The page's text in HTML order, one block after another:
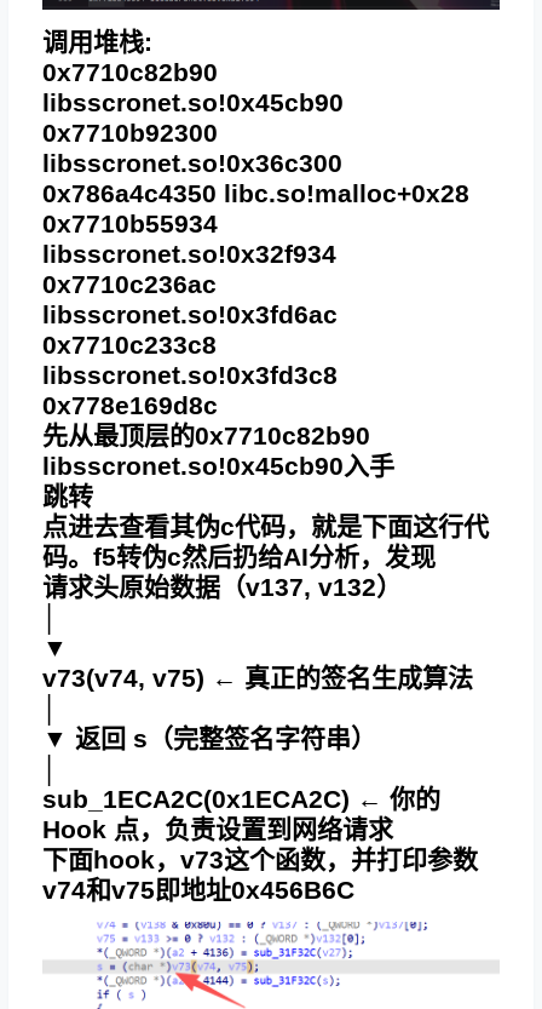
调用堆栈:
0x7710c82b90
libsscronet.so!0x45cb90
0x7710b92300
libsscronet.so!0x36c300
0x786a4c4350 libc.so!malloc+0x28
0x7710b55934
libsscronet.so!0x32f934
0x7710c236ac
libsscronet.so!0x3fd6ac
0x7710c233c8
libsscronet.so!0x3fd3c8
0x778e169d8c
先从最顶层的0x7710c82b90
libsscronet.so!0x45cb90入手
跳转
点进去查看其伪c代码，就是下面这行代
码。f5转伪c然后扔给AI分析，发现
请求头原始数据（v137, v132）
▼
v73(v74, v75) ← 真正的签名生成算法
▼ 返回 s（完整签名字符串）
sub_1ECA2C(0x1ECA2C) ← 你的
Hook 点，负责设置到网络请求
下面hook，v73这个函数，并打印参数
v74和v75即地址0x456B6C